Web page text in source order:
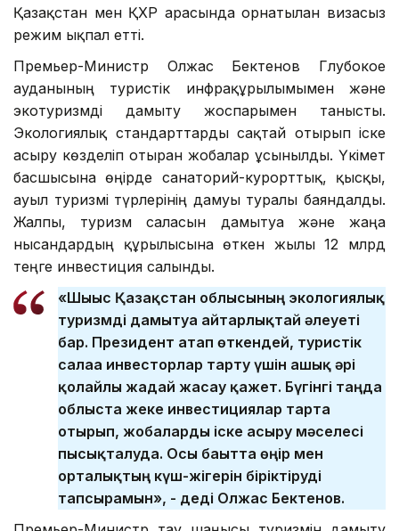
Қазақстан мен ҚХР арасында орнатылған визасыз
режим ықпал етті.
Премьер-Министр Олжас Бектенов Глубокое
ауданының туристік инфрақұрылымымен және
экотуризмді дамыту жоспарымен танысты.
Экологиялық стандарттарды сақтай отырып іске
асыру көзделіп отырған жобалар ұсынылды. Үкімет
басшысына өңірде санаторий-курорттық, қысқы,
ауыл туризмі түрлерінің дамуы туралы баяндалды.
Жалпы, туризм саласын дамытуға және жаңа
нысандардың құрылысына өткен жылы 12 млрд
теңге инвестиция салынды.
«Шығыс Қазақстан облысының экологиялық
туризмді дамытуға айтарлықтай әлеуеті
бар. Президент атап өткендей, туристік
салаға инвесторлар тарту үшін ашық әрі
қолайлы жағдай жасау қажет. Бүгінгі таңда
облыста жеке инвестициялар тарта
отырып, жобаларды іске асыру мәселесі
пысықталуда. Осы бағытта өңір мен
орталықтың күш-жігерін біріктіруді
тапсырамын», - деді Олжас Бектенов.